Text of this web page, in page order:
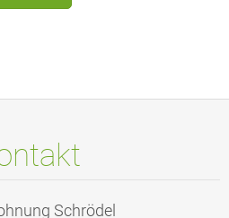
Schrödel